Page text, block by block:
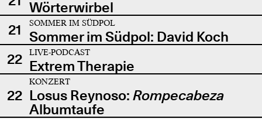
Wörterwirbel
21
SOMMER IM SÜDPOL
Sommer im Südpol: David Koch
22
LIVE-PODCAST
Extrem Therapie
22
KONZERT
Losus Reynoso: Rompecabeza
Albumtaufe